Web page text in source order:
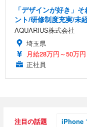
「デザインが好き」
ント/研修制度充実/未
AQUARIUS株式会社
埼玉県
月給28万円～50万円
正社員
注目の話題 iPhone